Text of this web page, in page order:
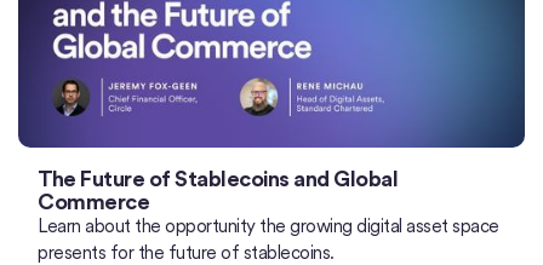
The Future of Stablecoins and Global
Commerce
Learn about the opportunity the growing digital asset space
presents for the future of stablecoins.